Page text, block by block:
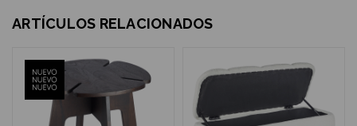
ARTÍCULOS RELACIONADOS